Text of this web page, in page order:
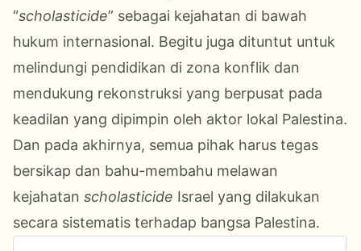
“scholasticide” sebagai kejahatan di bawah
hukum internasional. Begitu juga dituntut untuk
melindungi pendidikan di zona konflik dan
mendukung rekonstruksi yang berpusat pada
keadilan yang dipimpin oleh aktor lokal Palestina.
Dan pada akhirnya, semua pihak harus tegas
bersikap dan bahu-membahu melawan
kejahatan scholasticide Israel yang dilakukan
secara sistematis terhadap bangsa Palestina.